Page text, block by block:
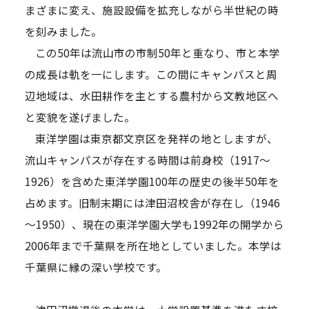
まざまに変え、施設設備を拡充しながら半世紀の時
を刻みました。
この50年は流山市の市制50年と重なり、市と本学
の成長は軌を一にします。この間にキャンパスと周
辺地域は、水田耕作を主とする農村から文教地区へ
と変貌を遂げました。
東洋学園は東京都文京区を発祥の地としますが、
流山キャンパスが存在する時間は前身校（1917～
1926）を含めた東洋学園100年の歴史の後半50年を
占めます。旧制末期には津田沼校舎が存在し（1946
～1950）、現在の東洋学園大学も1992年の開学から
2006年まで千葉県を所在地としていました。本学は
千葉県に縁の深い学校です。